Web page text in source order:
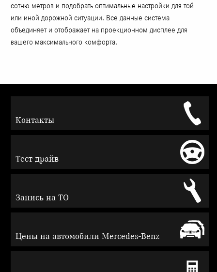
сотню метров и подобрать оптимальные настройки для той
или иной дорожной ситуации. Все данные система
объединяет и отображает на проекционном дисплее для
вашего максимального комфорта.
Контакты
Тест-драйв
Запись на ТО
Цены на автомобили Mercedes-Benz